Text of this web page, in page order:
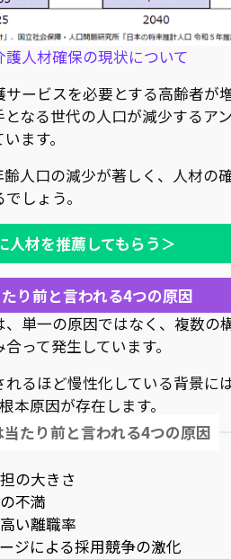
人材確保の現状について
サービスを必要とする高齢者が
なる世代の人口が減少するア
ます。
人口の減少が著しく、人材の
しょう。
人材を推薦してもらう＞
り前と言われる4つの原因
単一の原因ではなく、複数の
って発生しています。
れるほど慢性化している背景に
本原因が存在します。
たり前と言われる4つの原因
の大きさ
不満
い離職率
ジによる採用競争の激化